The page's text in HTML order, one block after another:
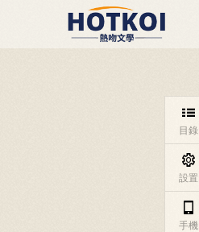

目錄

設置
手機